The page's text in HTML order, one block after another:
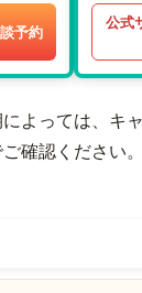
予約
公式
よっては、キ
確認ください。